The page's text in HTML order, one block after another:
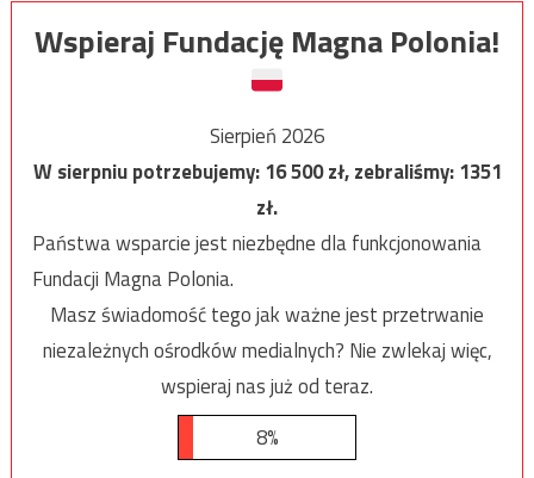
Wspieraj Fundację Magna Polonia!
Sierpień 2026
W sierpniu potrzebujemy:16 500zł, zebraliśmy:1351
zł.
Państwa wsparcie jest niezbędne dla funkcjonowania
Fundacji Magna Polonia.
Masz świadomość tego jak ważne jest przetrwanie
niezależnych ośrodków medialnych? Nie zwlekaj więc,
wspieraj nas już od teraz.
8%